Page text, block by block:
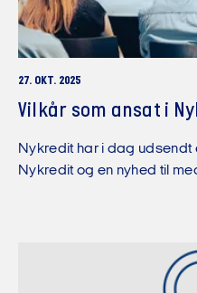
27. OKT. 2025
Vilkår som ansat i
Nykredit har i dag udsendt
Nykredit og en nyhed til